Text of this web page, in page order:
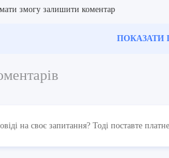
змогу залишити коментар
ПОКАЗАТИ
на своє запитання? Тоді поставте